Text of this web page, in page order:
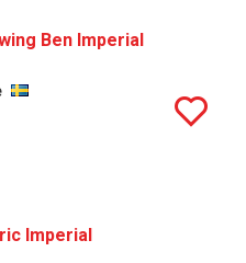
Ben Imperial
Imperial